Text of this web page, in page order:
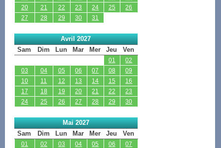
20
21 22 23 24 25
26
27
28 29 30 31
Avril 2027
Sam
Dim Lun Mar Mer Jeu Ven
01
02
03
04 05 06 07 08
09
10
11 12 13 14 15
16
17
18 19 20 21 22
23
24
25 26 27 28 29 30
Mai 2027
Sam
Dim Lun Mar Mer Jeu Ven
01 02 03 04 05 06
07